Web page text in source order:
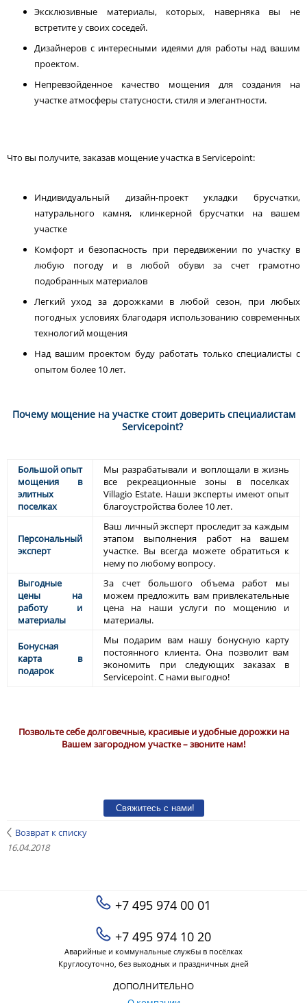
Эксклюзивные материалы, которых, наверняка вы не
встретите у своих соседей.
Дизайнеров с интересными идеями для работы над вашим
проектом.
Непревзойденное качество мощения для создания на
участке атмосферы статусности, стиля и элегантности.
Что вы получите, заказав мощение участка в Servicepoint:
Индивидуальный дизайн-проект укладки брусчатки,
натурального камня, клинкерной брусчатки на вашем
участке
Комфорт и безопасность при передвижении по участку в
любую погоду и в любой обуви за счет грамотно
подобранных материалов
Легкий уход за дорожками в любой сезон, при любых
погодных условиях благодаря использованию современных
технологий мощения
Над вашим проектом буду работать только специалисты с
опытом более 10 лет.
Почему мощение на участке стоит доверить специалистам
Servicepoint?
Большой опыт
мощения в
элитных
поселках
Мы разрабатывали и воплощали в жизнь
все рекреационные зоны в поселках
Villagio Estate. Наши эксперты имеют опыт
благоустройства более 10 лет.
Персональный
эксперт
Ваш личный эксперт проследит за каждым
этапом выполнения работ на вашем
участке. Вы всегда можете обратиться к
нему по любому вопросу.
Выгодные
цены на
работу и
материалы
За счет большого объема работ мы
можем предложить вам привлекательные
цена на наши услуги по мощению и
материалы.
Бонусная
карта в
подарок
Мы подарим вам нашу бонусную карту
постоянного клиента. Она позволит вам
экономить при следующих заказах в
Servicepoint. С нами выгодно!
Позвольте себе долговечные, красивые и удобные дорожки на
Вашем загородном участке – звоните нам!
Возврат к списку
16.04.2018
+7 495 974 00 01
+7 495 974 10 20
Аварийные и коммунальные службы в посёлках
Круглосуточно, без выходных и праздничных дней
ДОПОЛНИТЕЛЬНО